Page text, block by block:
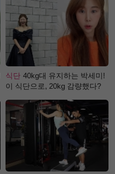
식단 40kg대 유지하는 박세미!
이 식단으로, 20kg 감량했다?